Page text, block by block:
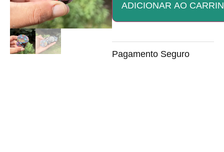
Pagamento Seguro
ADICIONAR AO